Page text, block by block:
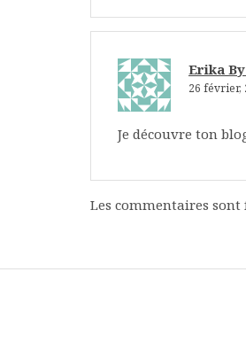
Erika
26 février,
Je découvre ton
Les commentaires sont